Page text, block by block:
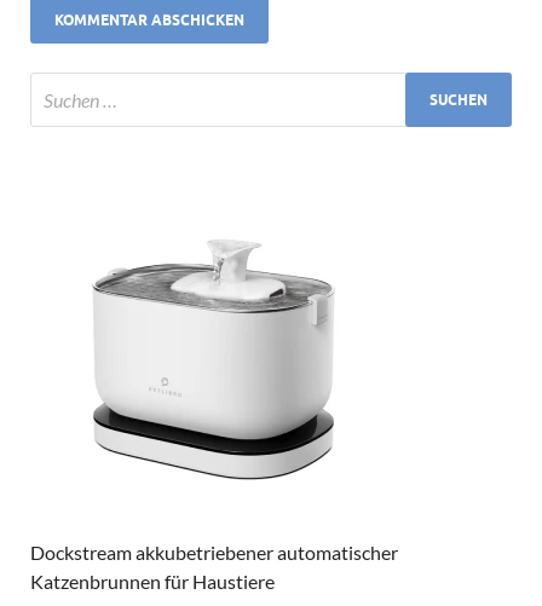
Dockstream akkubetriebener automatischer
Katzenbrunnen für Haustiere